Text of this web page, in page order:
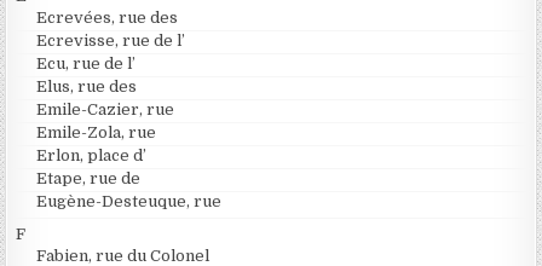
Ecrevées, rue des
Ecrevisse, rue de l’
Ecu, rue de l’
Elus, rue des
Emile-Cazier, rue
Emile-Zola, rue
Erlon, place d’
Etape, rue de
Eugène-Desteuque, rue
F
Fabien, rue du Colonel